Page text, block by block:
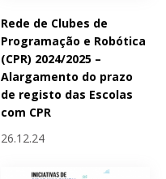
Rede de Clubes de
Programação e Robótica
(CPR) 2024/2025 –
Alargamento do prazo
de registo das Escolas
com CPR
26.12.24